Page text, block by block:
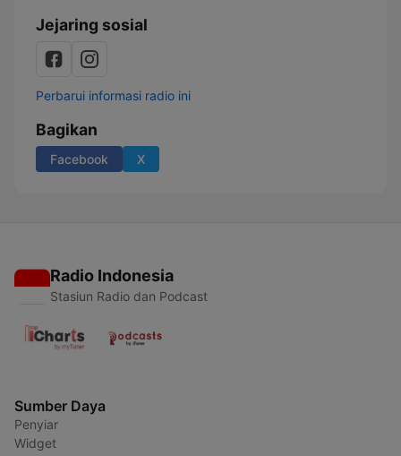
Jejaring sosial
Perbarui informasi radio ini
Bagikan
Facebook X
Radio Indonesia
Stasiun Radio dan Podcast
Sumber Daya
Penyiar
Widget